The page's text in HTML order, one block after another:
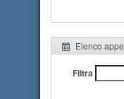
Elenco
Filtra